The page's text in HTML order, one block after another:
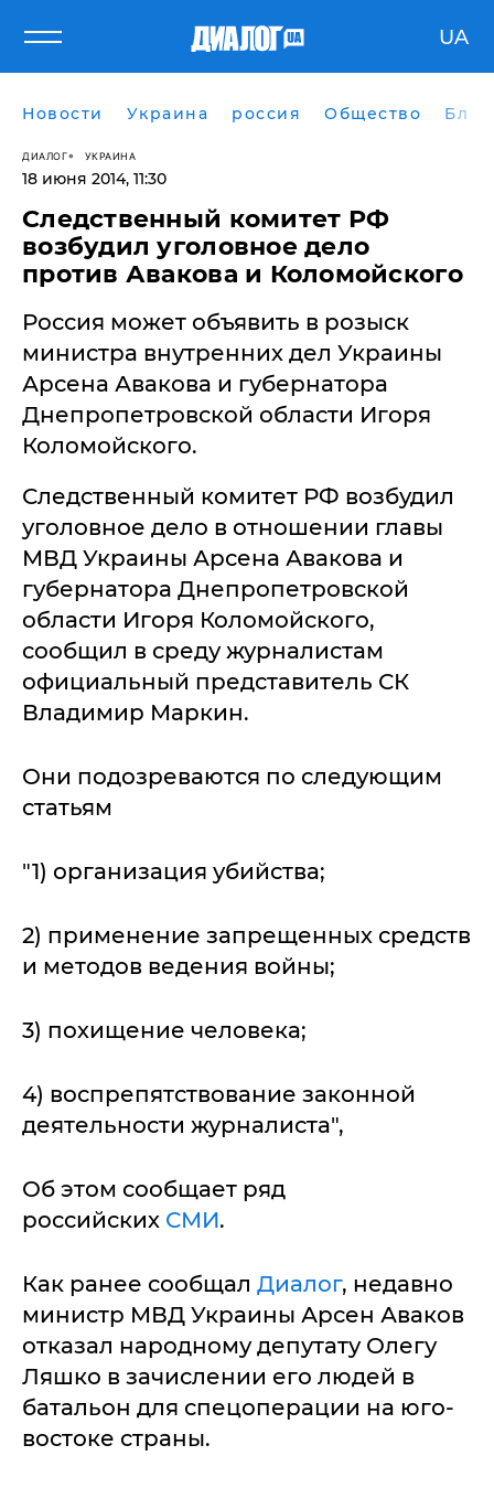
UA
Новости Украина россия Общество
ДИАЛОГ УКРАИНА
18 июня 2014, 11:30
Следственный комитет РФ
возбудил уголовное дело
против Авакова и Коломойского
Россия может объявить в розыск
министра внутренних дел Украины
Арсена Авакова и губернатора
Днепропетровской области Игоря
Коломойского.
Следственный комитет РФ возбудил
уголовное дело в отношении главы
МВД Украины Арсена Авакова и
губернатора Днепропетровской
области Игоря Коломойского,
сообщил в среду журналистам
официальный представитель СК
Владимир Маркин.
Они подозреваются по следующим
статьям
"1) организация убийства;
2) применение запрещенных средств
и методов ведения войны;
3) похищение человека;
4) воспрепятствование законной
деятельности журналиста",
Об этом сообщает ряд
российских СМИ.
Как ранее сообщал Диалог, недавно
министр МВД Украины Арсен Аваков
отказал народному депутату Олегу
Ляшко в зачислении его людей в
батальон для спецоперации на юго-
востоке страны.